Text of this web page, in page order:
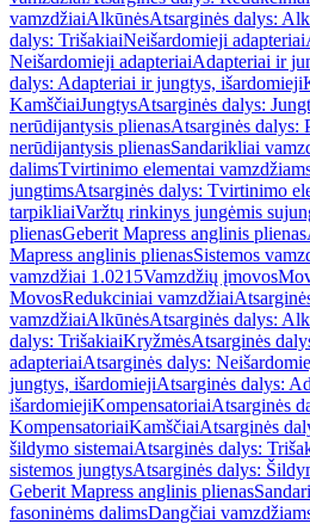
vamzdžiaiAlkūnėsAtsarginės dalys:
dalys: TrišakiaiNeišardomieji adapteriai
Neišardomieji adapteriaiAdapteriai ir
dalys: Adapteriai ir jungtys, išardomieji
KamščiaiJungtysAtsarginės dalys:
nerūdijantysis plienasAtsarginės dalys:
nerūdijantysis plienasSandarikliai
dalimsTvirtinimo elementai
jungtimsAtsarginės dalys: Tvirtinimo
tarpikliaiVaržtų rinkinys jungėmis
plienasGeberit Mapress anglinis plienas
Mapress anglinis plienasSistemos
vamzdžiai 1.0215Vamzdžių įmovos
MovosRedukciniai vamzdžiai
vamzdžiaiAlkūnėsAtsarginės dalys:
dalys: TrišakiaiKryžmėsAtsarginės
adapteriaiAtsarginės dalys:
jungtys, išardomiejiAtsarginės dalys:
išardomiejiKompensatoriaiAtsarginės
KompensatoriaiKamščiaiAtsarginės
šildymo sistemaiAtsarginės dalys:
sistemos jungtysAtsarginės dalys:
Geberit Mapress anglinis plienas
fasoninėms dalimsDangčiai